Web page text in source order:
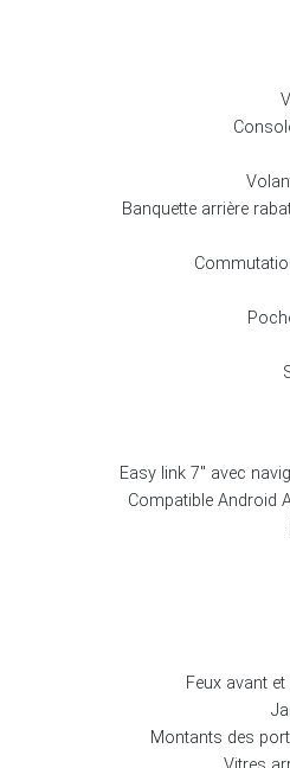
Banquette arrière
Easy link 7'' avec
Compatible Android
Feux avant
Montants des